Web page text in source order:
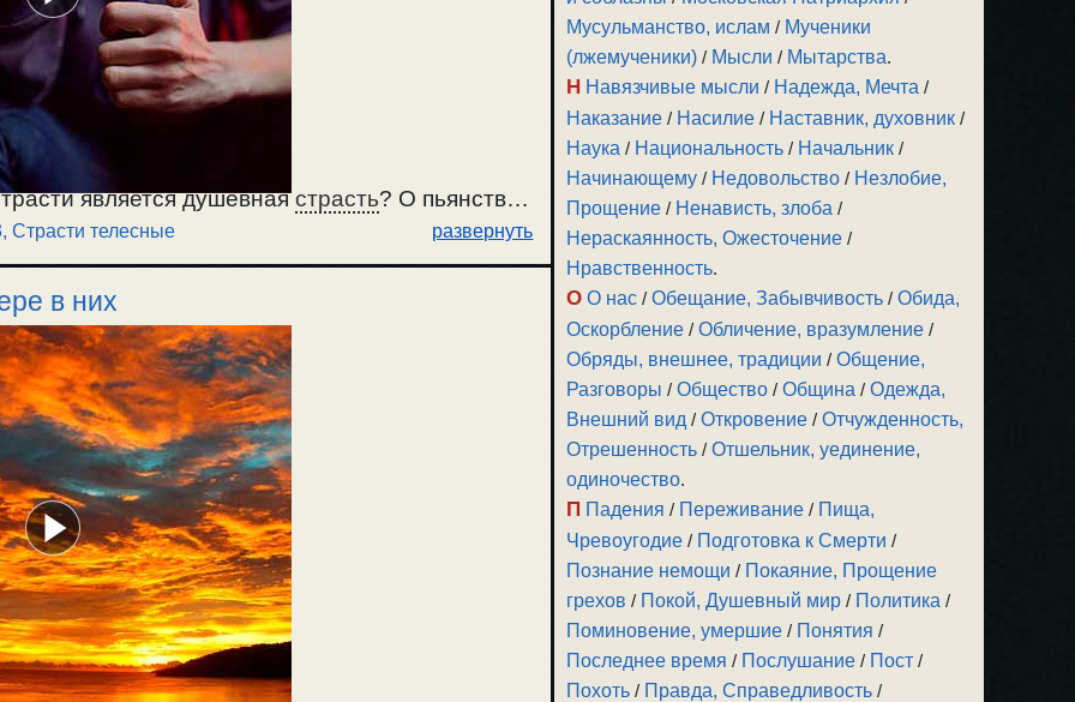
является душевнаястрасть? О пьянстве
от неудовлетворенной душевной
от пьянства, наркомании. / 8.07.2023г.
, Страсти телесные развернуть
в них
Мусульманство, ислам / Мученики
(лжемученики) / Мысли / Мытарства.
Н Навязчивые мысли / Надежда, Мечта /
Наказание / Насилие / Наставник, духовник /
Наука / Национальность / Начальник /
Начинающему / Недовольство / Незлобие,
Прощение / Ненависть, злоба /
Нераскаянность, Ожесточение /
Нравственность.
О О нас /Обещание, Забывчивость /Обида,
Оскорбление /Обличение, вразумление /
Обряды, внешнее, традиции /Общение,
Разговоры /Общество /Община /Одежда,
Внешний вид /Откровение /Отчужденность,
Отрешенность /Отшельник, уединение,
одиночество.
П Падения / Переживание / Пища,
Чревоугодие / Подготовка к Смерти /
Познание немощи / Покаяние, Прощение
грехов / Покой, Душевный мир / Политика /
Поминовение, умершие / Понятия /
Последнее время / Послушание / Пост /
Похоть / Правда, Справедливость /